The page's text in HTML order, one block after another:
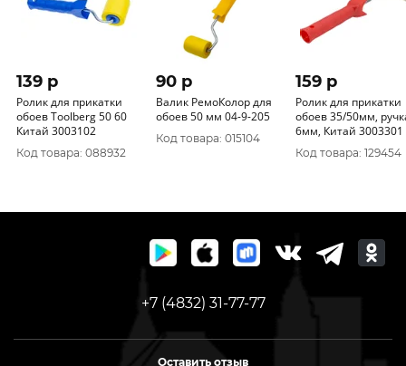
139 p
Ролик для прикатки
обоев Toolberg 50 60
Китай 3003102
Код товара: 088932
90 p
Валик РемоКолор для
обоев 50 мм 04-9-205
Код товара: 015104
159 p
Ролик для прикатки
обоев 35/50мм, ручка
6мм, Китай 3003301
Код товара: 129454
+7 (4832) 31-77-77
Оставить отзыв